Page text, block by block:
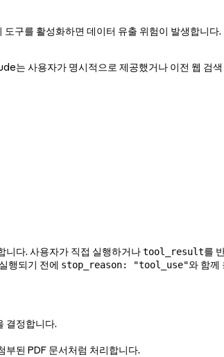
구를 활성화하면 데이터 유출 위험이 발생합니
는 사용자가 명시적으로 제공했거나 이전 웹 검
니다. 사용자가 직접 실행하거나tool_result를
행되기 전에 stop_reason: "tool_use"와 함께
결정합니다.
된 PDF 문서처럼 처리합니다.